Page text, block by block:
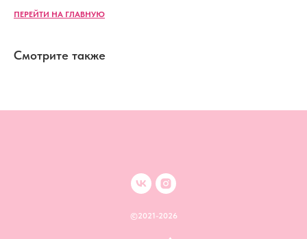
ПЕРЕЙТИ НА ГЛАВНУЮ
Смотрите также
©2021-2026